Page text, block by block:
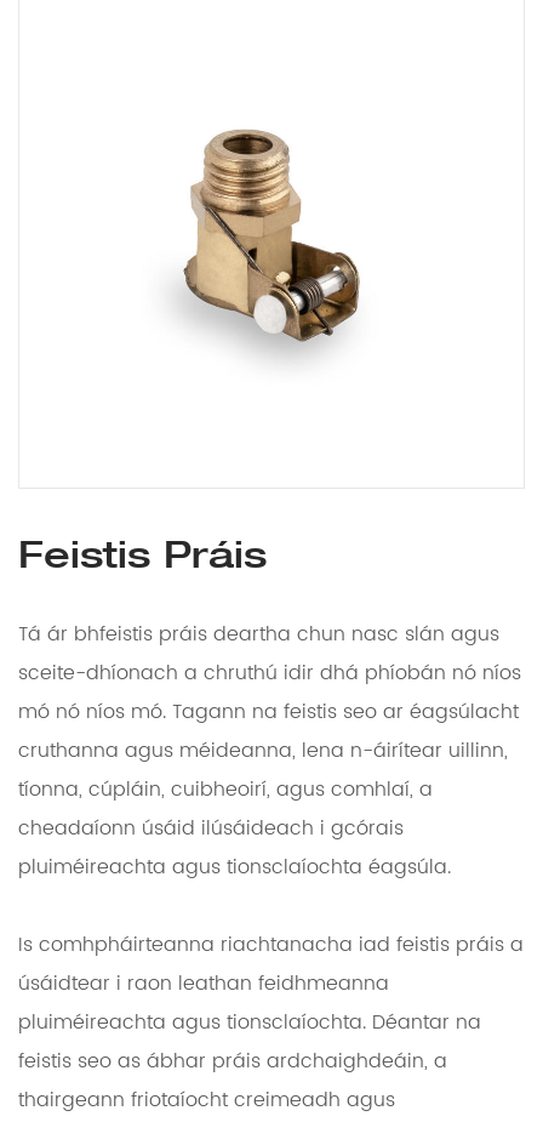
Feistis Práis
Tá ár bhfeistis práis deartha chun nasc slán agus
sceite-dhíonach a chruthú idir dhá phíobán nó níos
mó nó níos mó. Tagann na feistis seo ar éagsúlacht
cruthanna agus méideanna, lena n-áirítear uillinn,
tíonna, cúpláin, cuibheoirí, agus comhlaí, a
cheadaíonn úsáid ilúsáideach i gcórais
pluiméireachta agus tionsclaíochta éagsúla.
Is comhpháirteanna riachtanacha iad feistis práis a
úsáidtear i raon leathan feidhmeanna
pluiméireachta agus tionsclaíochta. Déantar na
feistis seo as ábhar práis ardchaighdeáin, a
thairgeann friotaíocht creimeadh agus